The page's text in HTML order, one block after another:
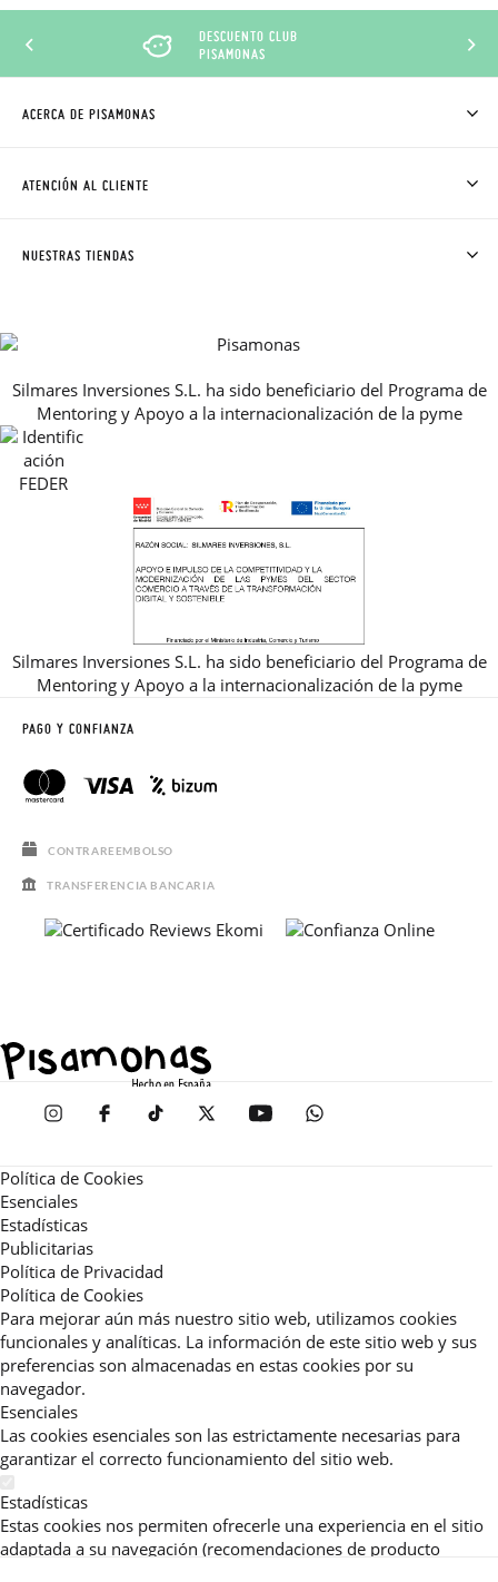
DESCUENTO CLUB
PISAMONAS
ACERCA DE PISAMONAS
CÓMO COMPRAR
AVISO LEGAL, PRIVACIDAD Y COOKIES
GUIA DE TALLAS
REBAJAS
ATENCIÓN AL CLIENTE
NUESTRAS TIENDAS
Silmares Inversiones S.L. ha sido beneficiario del Programa de
Mentoring y Apoyo a la internacionalización de la pyme
Silmares Inversiones S.L. ha sido beneficiario del Programa de
Mentoring y Apoyo a la internacionalización de la pyme
PAGO Y CONFIANZA
CONTRAREEMBOLSO
TRANSFERENCIA BANCARIA
Política de Cookies
Esenciales
Estadísticas
Publicitarias
Política de Privacidad
Política de Cookies
Para mejorar aún más nuestro sitio web, utilizamos cookies
funcionales y analíticas. La información de este sitio web y sus
preferencias son almacenadas en estas cookies por su
navegador.
Esenciales
Las cookies esenciales son las estrictamente necesarias para
garantizar el correcto funcionamiento del sitio web.
Estadísticas
Estas cookies nos permiten ofrecerle una experiencia en el sitio
adaptada a su navegación (recomendaciones de producto